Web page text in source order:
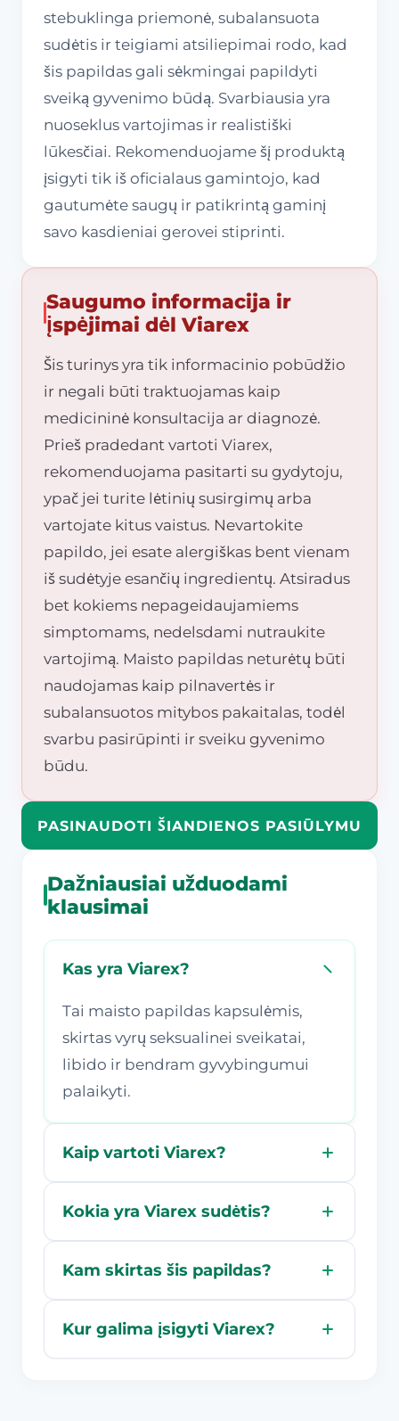
stebuklinga priemonė, subalansuota
sudėtis ir teigiami atsiliepimai rodo, kad
šis papildas gali sėkmingai papildyti
sveiką gyvenimo būdą. Svarbiausia yra
nuoseklus vartojimas ir realistiški
lūkesčiai. Rekomenduojame šį produktą
įsigyti tik iš oficialaus gamintojo, kad
gautumėte saugų ir patikrintą gaminį
savo kasdieniai gerovei stiprinti.
Saugumo informacija ir
įspėjimai dėl Viarex
Šis turinys yra tik informacinio pobūdžio
ir negali būti traktuojamas kaip
medicininė konsultacija ar diagnozė.
Prieš pradedant vartoti Viarex,
rekomenduojama pasitarti su gydytoju,
ypač jei turite lėtinių susirgimų arba
vartojate kitus vaistus. Nevartokite
papildo, jei esate alergiškas bent vienam
iš sudėtyje esančių ingredientų. Atsiradus
bet kokiems nepageidaujamiems
simptomams, nedelsdami nutraukite
vartojimą. Maisto papildas neturėtų būti
naudojamas kaip pilnavertės ir
subalansuotos mitybos pakaitalas, todėl
svarbu pasirūpinti ir sveiku gyvenimo
būdu.
PASINAUDOTI ŠIANDIENOS PASIŪLYMU
Dažniausiai užduodami
klausimai
Kas yra Viarex?
Tai maisto papildas kapsulėmis,
skirtas vyrų seksualinei sveikatai,
libido ir bendram gyvybingumui
palaikyti.
Kaip vartoti Viarex?
Kokia yra Viarex sudėtis?
Kam skirtas šis papildas?
Kur galima įsigyti Viarex?